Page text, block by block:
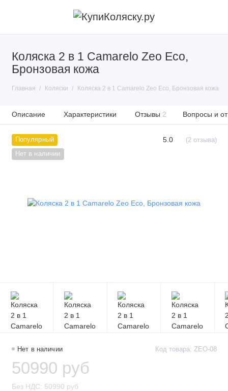
Коляска 2 в 1 Camarelo Zeo Eco,
Бронзовая кожа
Главная Коляски Коляска 2 в 1 Camarelo Zeo Eco, Бронзовая кожа
Описание Характеристики Отзывы 2 Вопросы и
Популярный
Нет в наличии
5.0 (2 отзыва)
Нет в наличии Код товара: ZEO-08
50990 руб
Без НДС: 50990 руб